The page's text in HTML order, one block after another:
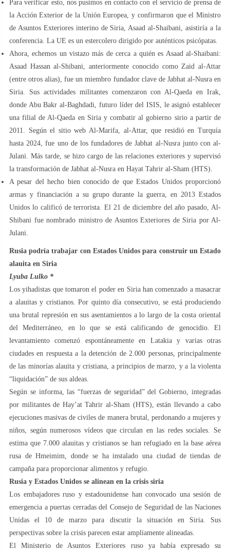
Para verificar esto, nos pusimos en contacto con el servicio de prensa de
la Acción Exterior de la Unión Europea, y confirmaron que el Ministro
de Asuntos Exteriores interino de Siria, Asaad al-Shaibani, asistiría a la
conferencia. La UE es un estercolero dirigido por auténticos psicópatas.
Ahora, echemos un vistazo más de cerca a quién es Asaad al-Shaibani:
Asaad Hassan al-Shibani, anteriormente conocido como Zaid al-Attar
(entre otros alias), fue un miembro fundador clave de Jabhat al-Nusra en
Siria. Sus actividades militantes comenzaron con Al-Qaeda en Irak,
donde Abu Bakr al-Baghdadi, futuro líder del ISIS, le asignó establecer
una filial de Al-Qaeda en Siria y combatir al gobierno sirio a partir de
2011. Según el sitio web Al-Marifa, al-Attar, que residió en Turquía
hasta 2024, fue uno de los fundadores de Jabhat al-Nusra junto con al-
Julani. Más tarde, se hizo cargo de las relaciones exteriores y supervisó
la transformación de Jabhat al-Nusra en Hayat Tahrir al-Sham (HTS).
A pesar del hecho bien conocido de que Estados Unidos proporcionó
armas y financiación a su grupo durante la guerra, en 2013 Estados
Unidos lo calificó de terrorista. El 21 de diciembre del año pasado, Al-
Shibani fue nombrado ministro de Asuntos Exteriores de Siria por Al-
Julani.
Rusia podría trabajar con Estados Unidos para construir un Estado
alauita en Siria
Lyuba Lulko *
Los yihadistas que tomaron el poder en Siria han comenzado a masacrar
a alauitas y cristianos. Por quinto día consecutivo, se está produciendo
una brutal represión en sus asentamientos a lo largo de la costa oriental
del Mediterráneo, en lo que se está calificando de genocidio. El
levantamiento comenzó espontáneamente en Latakia y varias otras
ciudades en respuesta a la detención de 2.000 personas, principalmente
de las minorías alauita y cristiana, a principios de marzo, y a la violenta
“liquidación” de sus aldeas.
Según se informa, las “fuerzas de seguridad” del Gobierno, integradas
por militantes de Hay’at Tahrir al-Sham (HTS), están llevando a cabo
ejecuciones masivas de civiles de manera brutal, perdonando a mujeres y
niños, según numerosos vídeos que circulan en las redes sociales. Se
estima que 7.000 alauitas y cristianos se han refugiado en la base aérea
rusa de Hmeimim, donde se ha instalado una ciudad de tiendas de
campaña para proporcionar alimentos y refugio.
Rusia y Estados Unidos se alinean en la crisis siria
Los embajadores ruso y estadounidense han convocado una sesión de
emergencia a puertas cerradas del Consejo de Seguridad de las Naciones
Unidas el 10 de marzo para discutir la situación en Siria. Sus
perspectivas sobre la crisis parecen estar ampliamente alineadas.
El Ministerio de Asuntos Exteriores ruso ya había expresado su